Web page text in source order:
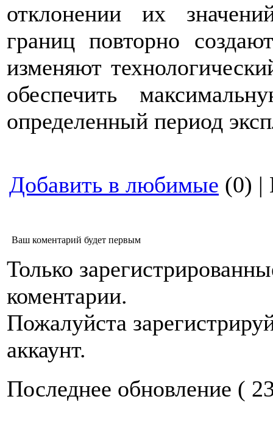
отклонении их
границ повторно
изменяют
обеспечить
определенный период
Добавить в любимые (0) |
Ваш коментарий будет первым
Только
коментарии.
Пожалуйста
аккаунт.
Последнее обновление (